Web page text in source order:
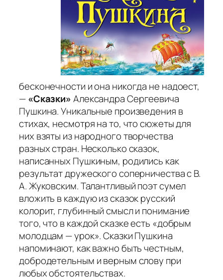
бесконечности и она никогда не надоест,
—«Сказки» Александра Сергеевича
Пушкина. Уникальные произведения в
стихах, несмотря на то, что сюжеты для
них взяты из народного творчества
разных стран. Несколько сказок,
написанных Пушкиным, родились как
результат дружеского соперничества с В.
А. Жуковским. Талантливый поэт сумел
вложить в каждую из сказок русский
колорит, глубинный смысл и понимание
того, что в каждой сказке есть «добрым
молодцам — урок». Сказки Пушкина
напоминают, как важно быть честным,
добродетельным и верным слову при
любых обстоятельствах.